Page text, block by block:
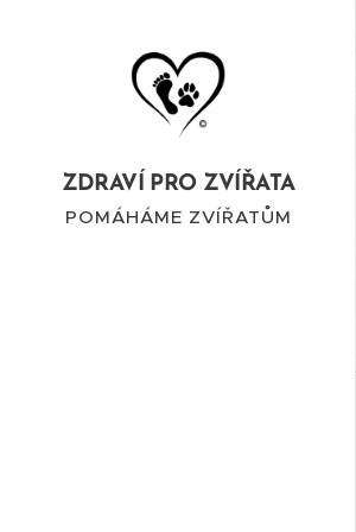
ZDRAVÍ PRO ZVÍŘATA
POMÁHÁME ZVÍŘATŮM